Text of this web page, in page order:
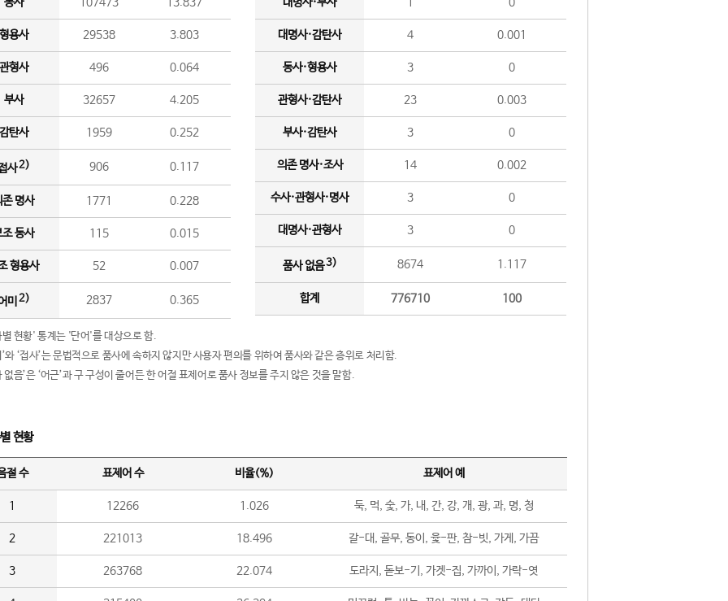
용사 29538 3.803
형사 496 0.064
부사 32657 4.205
탄사 1959 0.252
사2) 906 0.117
존 명사 1771 0.228
조 동사 115 0.015
형용사 52 0.007
미 2) 2837 0.365
대명사·감탄사 4 0.001
동사·형용사 3 0
관형사·감탄사 23 0.003
부사·감탄사 3 0
의존 명사·조사 14 0.002
수사·관형사·명사 3 0
대명사·관형사 3 0
품사 없음3) 8674 1.117
합계 776710 100
현황' 통계는 '단어'를 대상으로 함.
와 ‘접사’는 문법적으로 품사에 속하지 않지만 사용자 편의를 위하여 품사와 같은 층위로 처리함.
없음’은 ‘어근’과 구 구성이 줄어든 한 어절 표제어로 품사 정보를 주지 않은 것을 말함.
현황
절 수 표제어 수 비율(%) 표제어 예
1 12266 1.026 둑, 먹, 숯, 가, 내, 간, 강, 개, 광, 과, 명, 청
2 221013 18.496 갈-대, 골무, 동이, 윷-판, 참-빗, 가게, 가끔
3 263768 22.074 도라지, 돋보-기, 가겟-집, 가까이, 가락-엿